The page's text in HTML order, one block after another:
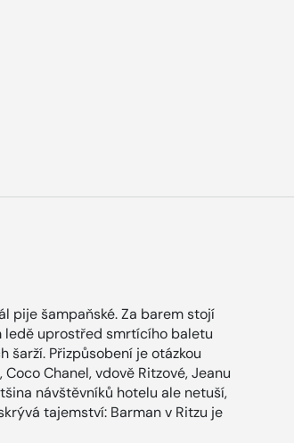
pije šampaňské. Za barem stojí
ledě uprostřed smrtícího baletu
šarží. Přizpůsobení je otázkou
Chanel, vdově Ritzové, Jeanu
návštěvníků hotelu ale netuší,
tajemství: Barman v Ritzu je